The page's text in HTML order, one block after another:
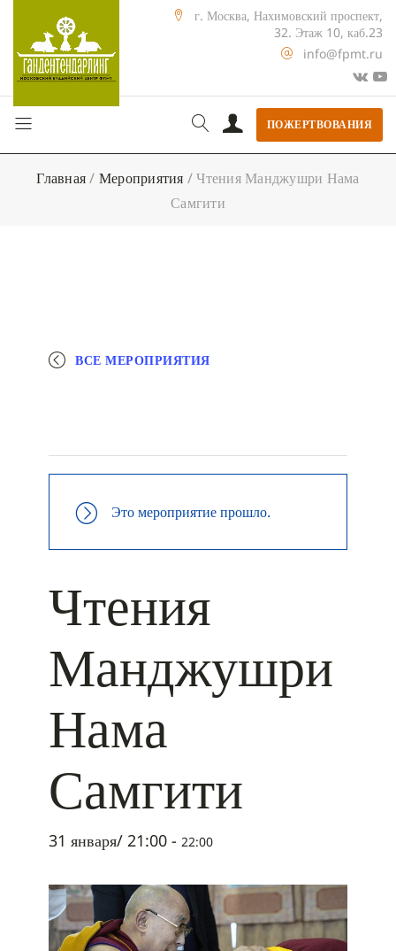
г. Москва, Нахимовский проспект,
32. Этаж 10, каб.23
info@fpmt.ru
ПОЖЕРТВОВАНИЯ
Главная/ Мероприятия /Чтения Манджушри Нама
Самгити
ВСЕ МЕРОПРИЯТИЯ
Это мероприятие прошло.
Чтения
Манджушри
Нама
Самгити
31 января/ 21:00 - 22:00